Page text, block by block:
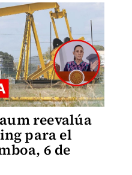
reevalúa
para el
6 de